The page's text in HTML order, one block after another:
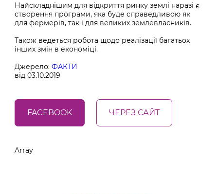
Найскладнішим для відкриття ринку землі наразі є
створення програми, яка буде справедливою як
для фермерів, так і для великих землевласників.
Також ведеться робота щодо реалізації багатьох
інших змін в економіці.
Джерело: ФАКТИ
від 03.10.2019
FACEBOOK ЧЕРЕЗ САЙТ
Array